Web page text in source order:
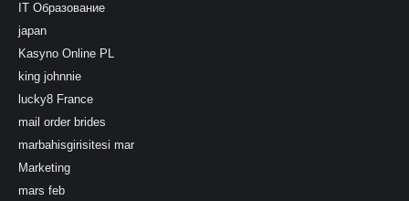
IT Образование
japan
Kasyno Online PL
king johnnie
lucky8 France
mail order brides
marbahisgirisitesi mar
Marketing
mars feb